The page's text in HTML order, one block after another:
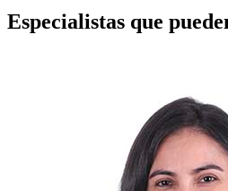
Especialistas que